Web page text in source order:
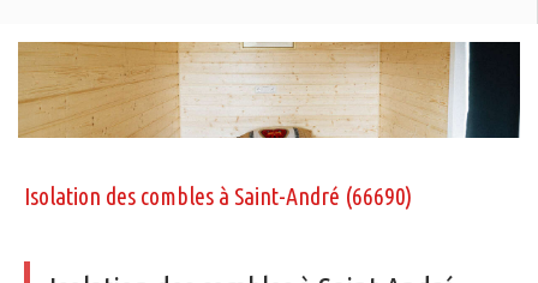
Isolation des combles à Saint-André (66690)